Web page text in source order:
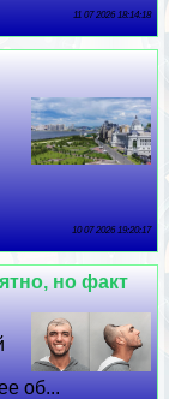
11 07 2026 18:14:18
10 07 2026 19:20:17
но факт
об...